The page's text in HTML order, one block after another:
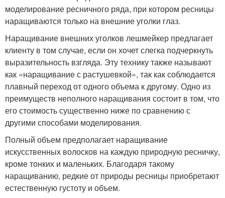
моделирование ресничного ряда, при котором ресницы
наращиваются только на внешние уголки глаз.
Наращивание внешних уголков лешмейкер предлагает
клиенту в том случае, если он хочет слегка подчеркнуть
выразительность взгляда. Эту технику также называют
как «наращивание с растушевкой», так как соблюдается
плавный переход от одного объема к другому. Одно из
преимуществ неполного наращивания состоит в том, что
его стоимость существенно ниже по сравнению с
другими способами моделирования.
Полный объем предполагает наращивание
искусственных волосков на каждую природную ресничку,
кроме тонких и маленьких. Благодаря такому
наращиванию, редкие от природы ресницы приобретают
естественную густоту и объем.